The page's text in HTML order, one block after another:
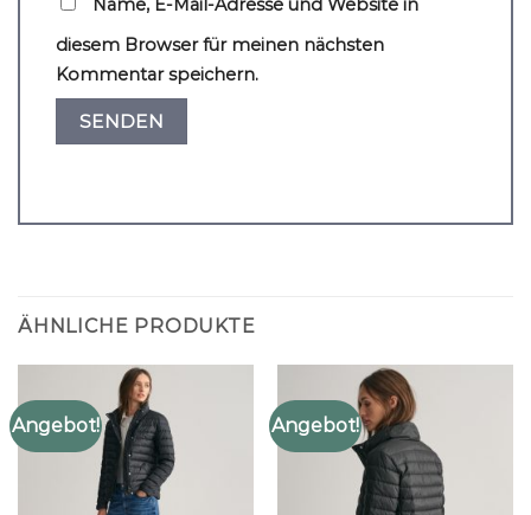
Name, E-Mail-Adresse und Website in
diesem Browser für meinen nächsten
Kommentar speichern.
ÄHNLICHE PRODUKTE
Angebot! Angebot!